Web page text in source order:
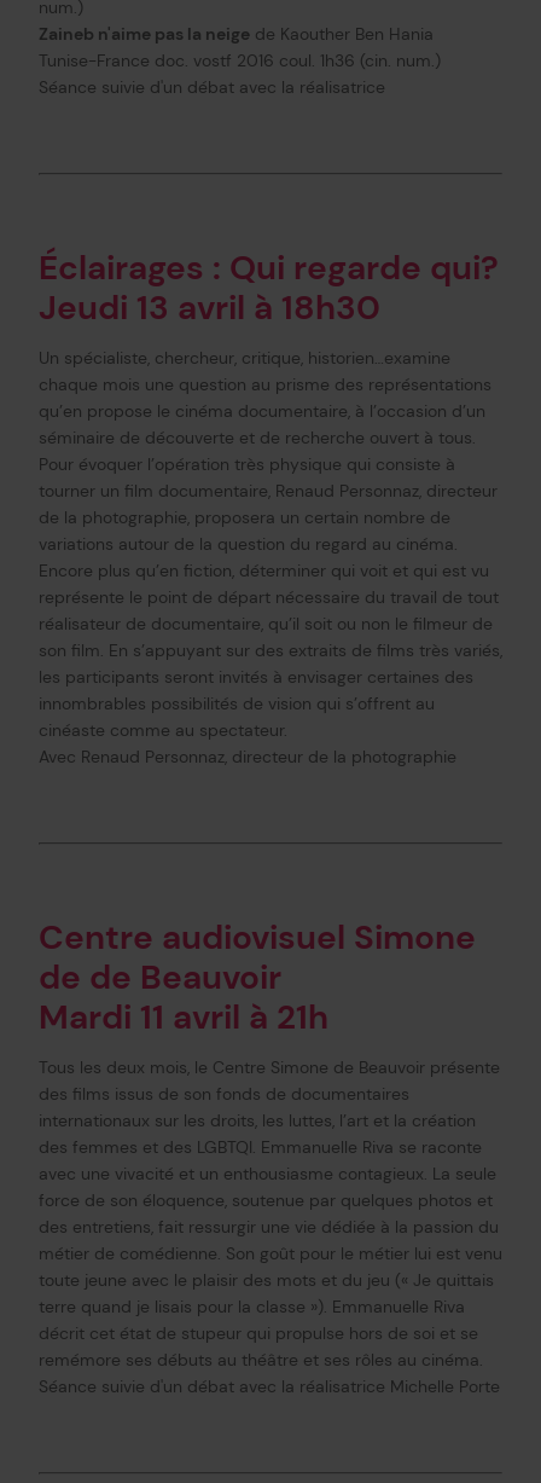
num.)
Zaineb n'aime pas la neige de Kaouther Ben Hania
Tunise-France doc. vostf 2016 coul. 1h36 (cin. num.)
Séance suivie d'un débat avec la réalisatrice
Éclairages : Qui regarde qui?
Jeudi 13 avril à 18h30
Un spécialiste, chercheur, critique, historien…examine
chaque mois une question au prisme des représentations
qu’en propose le cinéma documentaire, à l’occasion d’un
séminaire de découverte et de recherche ouvert à tous.
Pour évoquer l’opération très physique qui consiste à
tourner un film documentaire, Renaud Personnaz, directeur
de la photographie, proposera un certain nombre de
variations autour de la question du regard au cinéma.
Encore plus qu’en fiction, déterminer qui voit et qui est vu
représente le point de départ nécessaire du travail de tout
réalisateur de documentaire, qu’il soit ou non le filmeur de
son film. En s’appuyant sur des extraits de films très variés,
les participants seront invités à envisager certaines des
innombrables possibilités de vision qui s’offrent au
cinéaste comme au spectateur.
Avec Renaud Personnaz, directeur de la photographie
Centre audiovisuel Simone
de de Beauvoir
Mardi 11 avril à 21h
Tous les deux mois, le Centre Simone de Beauvoir présente
des films issus de son fonds de documentaires
internationaux sur les droits, les luttes, l’art et la création
des femmes et des LGBTQI. Emmanuelle Riva se raconte
avec une vivacité et un enthousiasme contagieux. La seule
force de son éloquence, soutenue par quelques photos et
des entretiens, fait ressurgir une vie dédiée à la passion du
métier de comédienne. Son goût pour le métier lui est venu
toute jeune avec le plaisir des mots et du jeu (« Je quittais
terre quand je lisais pour la classe »). Emmanuelle Riva
décrit cet état de stupeur qui propulse hors de soi et se
remémore ses débuts au théâtre et ses rôles au cinéma.
Séance suivie d'un débat avec la réalisatrice Michelle Porte